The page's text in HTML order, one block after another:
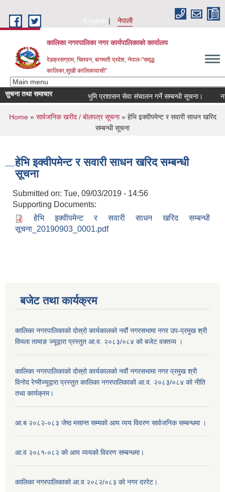
English
नेपाली
कालिका नगरपालिका नगर कार्यपालिकाकाे कार्यालय
रेडक्रसग्राम, चितवन, बागमती प्रदेश, नेपाल-"समृद्ध
कालिका,सुखी कालिकावासी"
सुचना तथा समाचार भुमि प्रशासन सेवा संचालन गर्ने सम्बन्धी सूचना।
You are here
Home» सार्वजनिक खरीद / बाेलपत्र सूचना» हेभि इक्वीपमेन्ट र सवारी साधन खरिद
सम्बन्धी सूचना
हेभि इक्वीपमेन्ट र सवारी साधन खरिद सम्बन्धी
सूचना
Submitted on: Tue, 09/03/2019 - 14:56
Supporting Documents:
हेभि इक्वीपमेन्ट र सवारी साधन खरिद सम्बन्धी
सूचना_20190903_0001.pdf
बजेट तथा कार्यक्रम
कालिका नगरपालिकाको दोस्रो कार्यकालको नवौं नगरसभामा नगर उप-प्रमुख श्री
विमला तामाङ ज्यूद्वारा प्रस्तुत आ.व. २०८३/०८४ को बजेट वक्तव्य ।
कालिका नगरपालिकाको दोस्रो कार्यकालको नवौं नगरसभामा नगर प्रमुख श्री
विनोद रेग्मीज्यूद्वारा प्रस्तुत कालिका नगरपालिकाको आ.व. २०८३/०८४ को नीति
तथा कार्यक्रम।
आ.ब २०८२-०८३ जेष्ठ मसान्त सम्मको आय व्यय विवरण सार्वजनिक सम्बन्धमा ।
आ.व २०८१-०८२ को आय व्ययको विवरण सम्बन्धमा।
कालिका नगरपालिकाको आ.व २०८२/०८३ को नगर दररेट।